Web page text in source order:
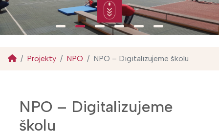
Projekty NPO NPO – Digitalizujeme školu
NPO – Digitalizujeme
školu